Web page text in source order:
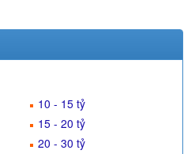
10 - 15 tỷ
15 - 20 tỷ
20 - 30 tỷ